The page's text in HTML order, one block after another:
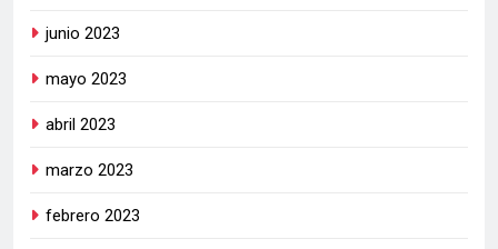
junio 2023
mayo 2023
abril 2023
marzo 2023
febrero 2023